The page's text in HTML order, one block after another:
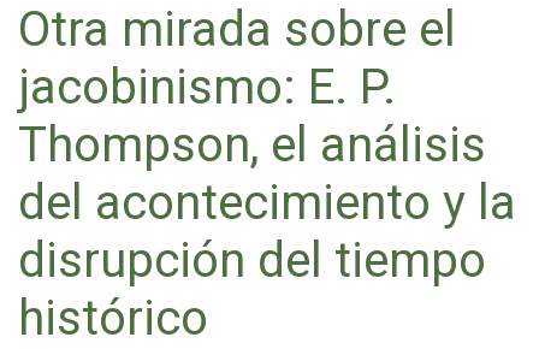
Otra mirada sobre el
jacobinismo: E. P.
Thompson, el análisis
del acontecimiento y la
disrupción del tiempo
histórico